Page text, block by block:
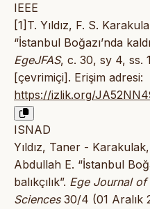
IEEE
[1]T. Yıldız, F. S.
“İstanbul Boğazı’nda
EgeJFAS, c. 30, sy 4, ss.
[çevrimiçi]. Erişim adresi:
https://izlik.org/
ISNAD
Yıldız, Taner -
Abdullah E. “İstanbul
balıkçılık”. Ege Journal of
Sciences30/4 (01 Aralık